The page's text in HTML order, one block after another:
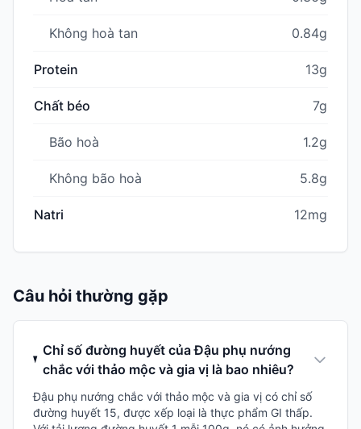
Không hoà tan 0.84g
Protein 13g
Chất béo 7g
Bão hoà 1.2g
Không bão hoà 5.8g
Natri 12mg
Câu hỏi thường gặp
Chỉ số đường huyết của Đậu phụ nướng
chắc với thảo mộc và gia vị là bao nhiêu?
Đậu phụ nướng chắc với thảo mộc và gia vị có chỉ số
đường huyết 15, được xếp loại là thực phẩm GI thấp.